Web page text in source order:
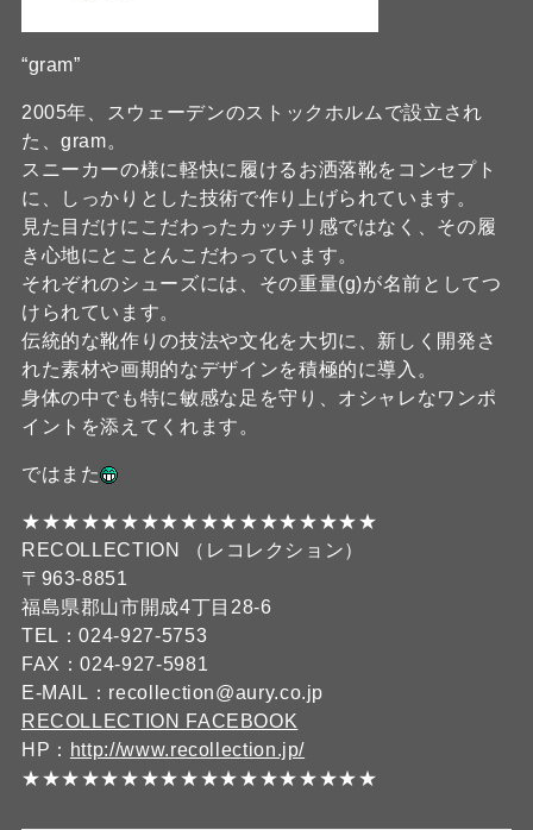
“gram”
2005年、スウェーデンのストックホルムで設立され
た、gram。
スニーカーの様に軽快に履けるお洒落靴をコンセプト
に、しっかりとした技術で作り上げられています。
見た目だけにこだわったカッチリ感ではなく、その履
き心地にとことんこだわっています。
それぞれのシューズには、その重量(g)が名前としてつ
けられています。
伝統的な靴作りの技法や文化を大切に、新しく開発さ
れた素材や画期的なデザインを積極的に導入。
身体の中でも特に敏感な足を守り、オシャレなワンポ
イントを添えてくれます。
ではまた
★★★★★★★★★★★★★★★★★★
RECOLLECTION （レコレクション）
〒963-8851
福島県郡山市開成4丁目28-6
TEL：024-927-5753
FAX：024-927-5981
E-MAIL：recollection@aury.co.jp
RECOLLECTION FACEBOOK
HP： http://www.recollection.jp/
★★★★★★★★★★★★★★★★★★